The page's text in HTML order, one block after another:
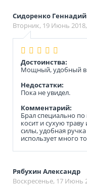
Сидоренко Геннадий
Вторник, 19 Июнь
Достоинства:
Мощный, удобный в
Недостатки:
Пока не увидел.
Комментарий:
Брал специально
косит и сухую
силы, удобная
использует много
Рябухин Александр
Воскресенье, 17 Июнь